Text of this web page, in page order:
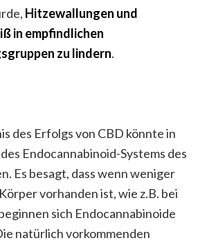
Hitzewallungen und
in empfindlichen
zu lindern.
des Erfolgs von CBD könnte in
Endocannabinoid-Systems des
Es besagt, dass wenn weniger
vorhanden ist, wie z.B. bei
sich Endocannabinoide
natürlich vorkommenden